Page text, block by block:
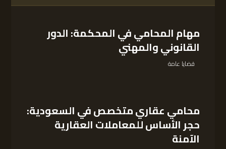
مهام المحامي في المحكمة: الدور
القانوني والمهني
قضايا عامة
محامي عقاري متخصص في السعودية:
حجر الأساس للمعاملات العقارية
الآمنة